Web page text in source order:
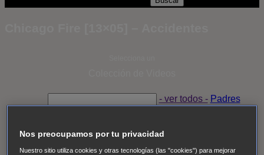
- ver todos - Padres
Despedida Salvaje Despedida Salvaje
Thomas, el ojo del FBI
Pan Am
Dawson crece
Nos preocupamos por tu privacidad
Nuestro sitio utiliza cookies y otras tecnologías (las "cookies") para mejorar